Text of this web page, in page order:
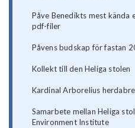
Påve Benedikts mest kända
pdf-filer
Påvens budskap för fastan
Kollekt till den Heliga stolen
Kardinal Arborelius
Samarbete mellan Heliga
Environment Institute